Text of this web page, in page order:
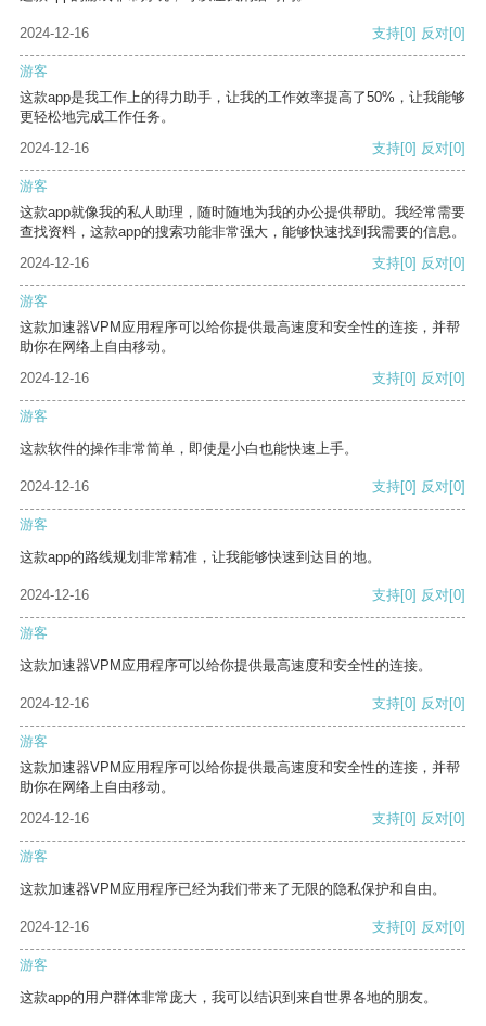
2024-12-16 支持[0] 反对[0]
游客
这款app是我工作上的得力助手，让我的工作效率提高了50%，让我能够
更轻松地完成工作任务。
2024-12-16
支持[0] 反对[0]
游客
这款app就像我的私人助理，随时随地为我的办公提供帮助。我经常需要
查找资料，这款app的搜索功能非常强大，能够快速找到我需要的信息。
2024-12-16
支持[0] 反对[0]
游客
这款加速器VPM应用程序可以给你提供最高速度和安全性的连接，并帮
助你在网络上自由移动。
2024-12-16
支持[0] 反对[0]
游客
这款软件的操作非常简单，即使是小白也能快速上手。
2024-12-16 支持[0] 反对[0]
游客
这款app的路线规划非常精准，让我能够快速到达目的地。
2024-12-16 支持[0] 反对[0]
游客
这款加速器VPM应用程序可以给你提供最高速度和安全性的连接。
2024-12-16 支持[0] 反对[0]
游客
这款加速器VPM应用程序可以给你提供最高速度和安全性的连接，并帮
助你在网络上自由移动。
2024-12-16
支持[0] 反对[0]
游客
这款加速器VPM应用程序已经为我们带来了无限的隐私保护和自由。
2024-12-16 支持[0] 反对[0]
游客
这款app的用户群体非常庞大，我可以结识到来自世界各地的朋友。